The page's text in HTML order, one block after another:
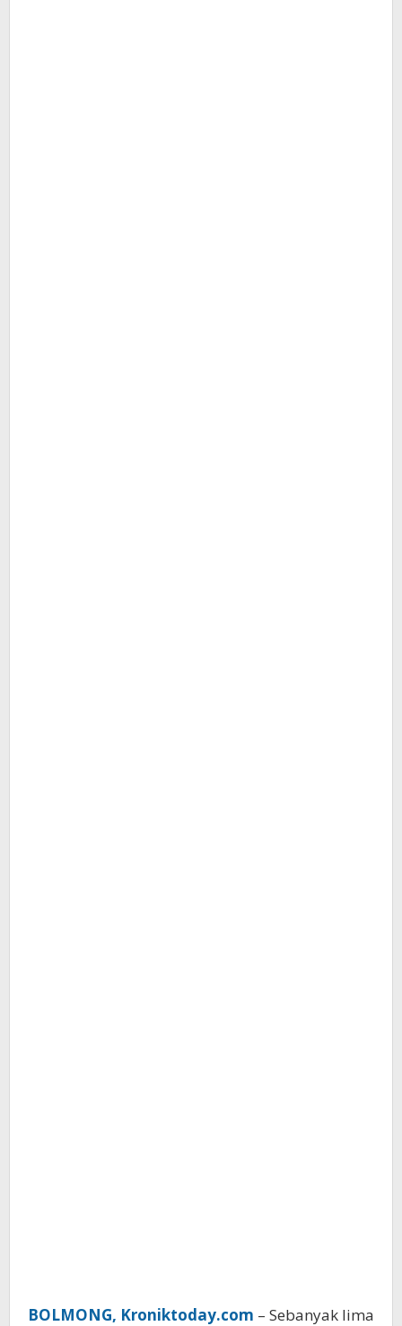
BOLMONG, Kroniktoday.com – Sebanyak lima